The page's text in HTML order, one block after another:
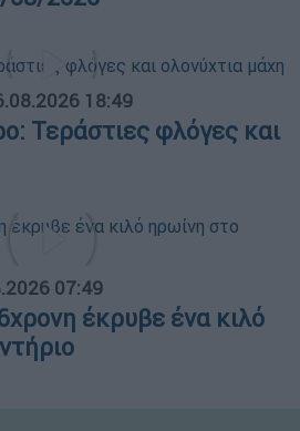
18:49
Τεράστιες φλόγες και
07:49
έκρυβε ένα κιλό